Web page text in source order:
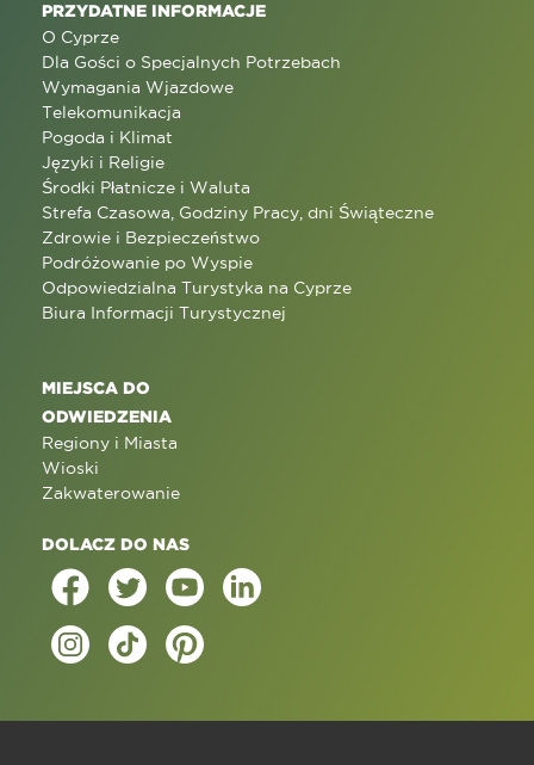
PRZYDATNE INFORMACJE
O Cyprze
Dla Gości o Specjalnych Potrzebach
Wymagania Wjazdowe
Telekomunikacja
Pogoda i Klimat
Języki i Religie
Środki Płatnicze i Waluta
Strefa Czasowa, Godziny Pracy, dni Świąteczne
Zdrowie i Bezpieczeństwo
Podróżowanie po Wyspie
Odpowiedzialna Turystyka na Cyprze
Biura Informacji Turystycznej
MIEJSCA DO
ODWIEDZENIA
Regiony i Miasta
Wioski
Zakwaterowanie
DOLACZ DO NAS